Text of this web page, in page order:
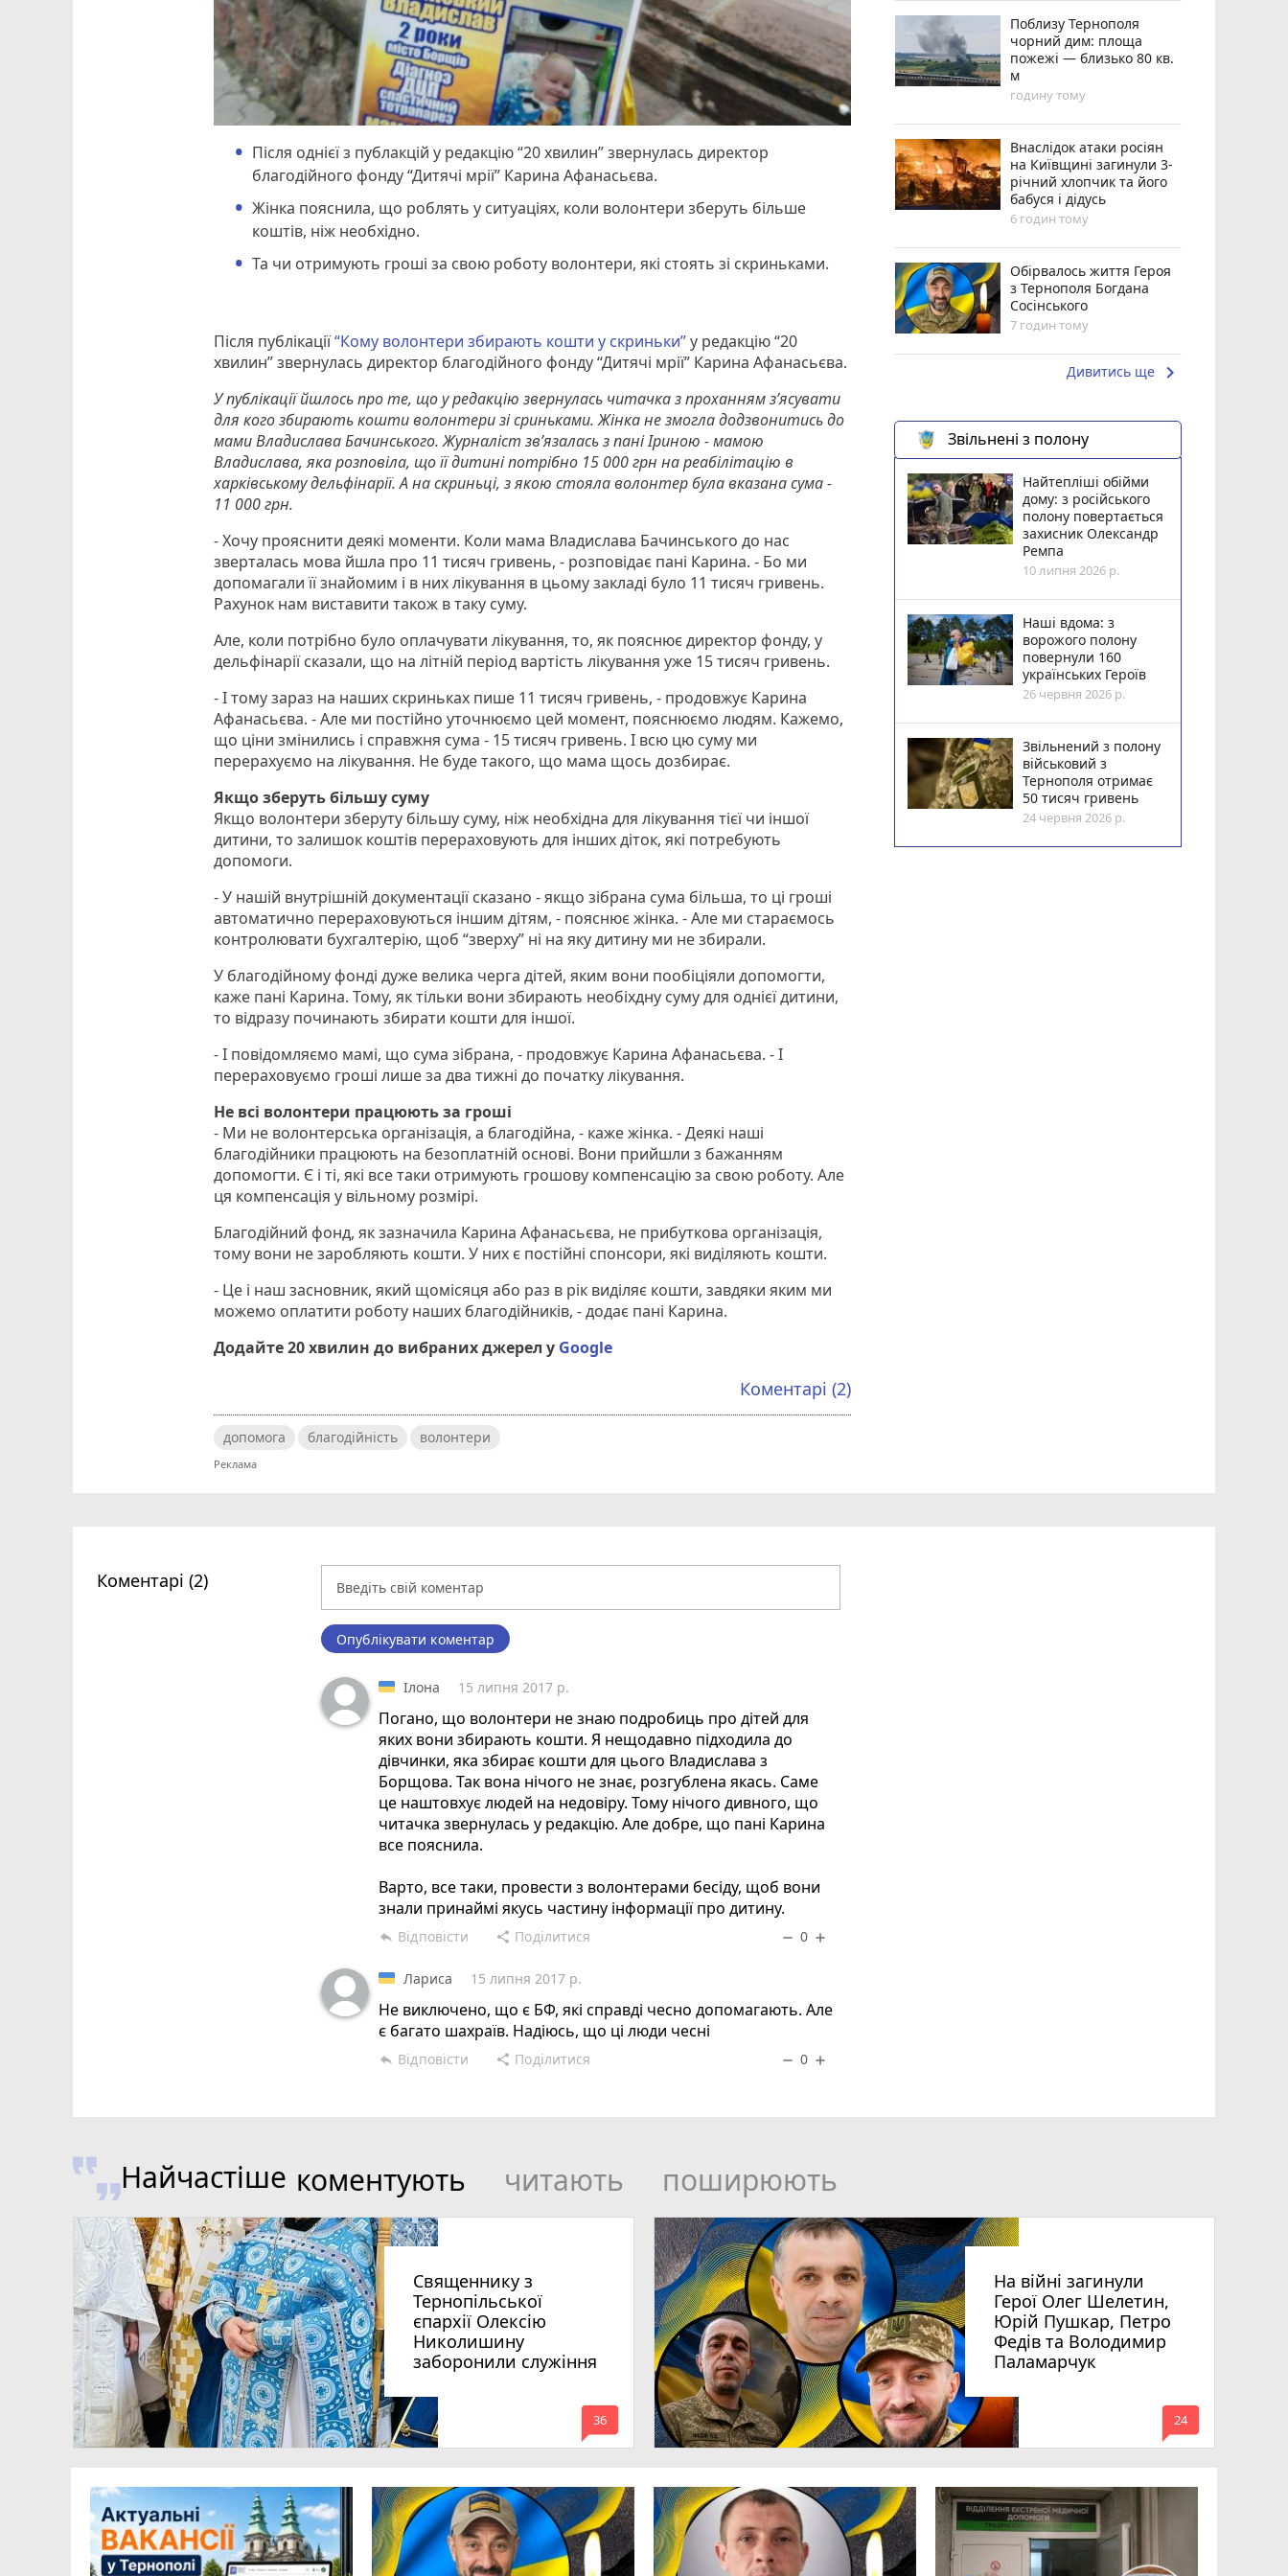
Після однієї з публакцій у редакцію “20 хвилин” звернулась директор
благодійного фонду “Дитячі мрії” Карина Афанасьєва.
Жінка пояснила, що роблять у ситуаціях, коли волонтери зберуть більше
коштів, ніж необхідно.
Та чи отримують гроші за свою роботу волонтери, які стоять зі скриньками.
Після публікації“Кому волонтери збирають кошти у скриньки”у редакцію “20
хвилин” звернулась директор благодійного фонду “Дитячі мрії” Карина Афанасьєва.
У публікації йшлось про те, що у редакцію звернулась читачка з проханням зʼясувати
для кого збирають кошти волонтери зі сриньками. Жінка не змогла додзвонитись до
мами Владислава Бачинського. Журналіст звʼязалась з пані Іриною - мамою
Владислава, яка розповіла, що її дитині потрібно 15 000 грн на реабілітацію в
харківському дельфінарії. А на скриньці, з якою стояла волонтер була вказана сума -
11 000 грн.
- Хочу прояснити деякі моменти. Коли мама Владислава Бачинського до нас
зверталась мова йшла про 11 тисяч гривень, - розповідає пані Карина. - Бо ми
допомагали її знайомим і в них лікування в цьому закладі було 11 тисяч гривень.
Рахунок нам виставити також в таку суму.
Але, коли потрібно було оплачувати лікування, то, як пояснює директор фонду, у
дельфінарії сказали, що на літній період вартість лікування уже 15 тисяч гривень.
- І тому зараз на наших скриньках пише 11 тисяч гривень, - продовжує Карина
Афанасьєва. - Але ми постійно уточнюємо цей момент, пояснюємо людям. Кажемо,
що ціни змінились і справжня сума - 15 тисяч гривень. І всю цю суму ми
перерахуємо на лікування. Не буде такого, що мама щось дозбирає.
Якщо зберуть більшу суму
Якщо волонтери зберуту більшу суму, ніж необхідна для лікування тієї чи іншої
дитини, то залишок коштів перераховують для інших діток, які потребують
допомоги.
- У нашій внутрішній документації сказано - якщо зібрана сума більша, то ці гроші
автоматично перераховуються іншим дітям, - пояснює жінка. - Але ми стараємось
контролювати бухгалтерію, щоб “зверху” ні на яку дитину ми не збирали.
У благодійному фонді дуже велика черга дітей, яким вони пообіціяли допомогти,
каже пані Карина. Тому, як тільки вони збирають необіхдну суму для однієї дитини,
то відразу починають збирати кошти для іншої.
- І повідомляємо мамі, що сума зібрана, - продовжує Карина Афанасьєва. - І
перераховуємо гроші лише за два тижні до початку лікування.
Не всі волонтери працюють за гроші
- Ми не волонтерська організація, а благодійна, - каже жінка. - Деякі наші
благодійники працюють на безоплатній основі. Вони прийшли з бажанням
допомогти. Є і ті, які все таки отримують грошову компенсацію за свою роботу. Але
ця компенсація у вільному розмірі.
Благодійний фонд, як зазначила Карина Афанасьєва, не прибуткова організація,
тому вони не заробляють кошти. У них є постійні спонсори, які виділяють кошти.
- Це і наш засновник, який щомісяця або раз в рік виділяє кошти, завдяки яким ми
можемо оплатити роботу наших благодійників, - додає пані Карина.
Додайте 20 хвилин до вибраних джерел у Google
Коментарі (2)
допомога благодійність волонтери
Поблизу Тернополя
чорний дим: площа
пожежі — близько 80 кв.
м
годину тому
Внаслідок атаки росіян
на Київщині загинули 3-
річний хлопчик та його
бабуся і дідусь
6 годин тому
Обірвалось життя Героя
з Тернополя Богдана
Сосінського
7 годин тому
Дивитись ще keyboard_arrow_right
Звільнені з полону
Найтепліші обійми
дому: з російського
полону повертається
захисник Олександр
Ремпа
10 липня 2026 р.
Наші вдома: з
ворожого полону
повернули 160
українських Героїв
26 червня 2026 р.
Звільнений з полону
військовий з
Тернополя отримає
50 тисяч гривень
24 червня 2026 р.
Коментарі (2)
Опублікувати коментар
Ілона 15 липня 2017 р.
Погано, що волонтери не знаю подробиць про дітей для
яких вони збирають кошти. Я нещодавно підходила до
дівчинки, яка збирає кошти для цього Владислава з
Борщова. Так вона нічого не знає, розгублена якась. Саме
це наштовхує людей на недовіру. Тому нічого дивного, що
читачка звернулась у редакцію. Але добре, що пані Карина
все пояснила.
Варто, все таки, провести з волонтерами бесіду, щоб вони
знали принаймі якусь частину інформації про дитину.
reply Відповісти share Поділитися remove 0 add
Лариса 15 липня 2017 р.
Не виключено, що є БФ, які справді чесно допомагають. Але
є багато шахраїв. Надіюсь, що ці люди чесні
reply Відповісти share Поділитися remove 0 add
Найчастіше коментують читають поширюють
Священнику з
Тернопільської
єпархії Олексію
Николишину
заборонили служіння
mode_comment
36
На війні загинули
Герої Олег Шелетин,
Юрій Пушкар, Петро
Федів та Володимир
Паламарчук
mode_comment
24